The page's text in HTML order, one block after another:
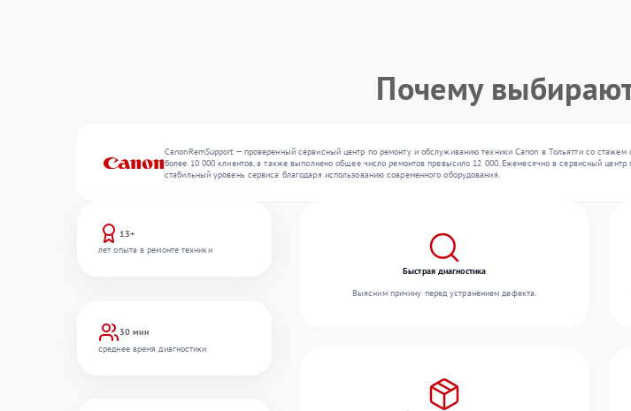
Почему
CanonRemSupport — проверенный сервисный центр по ремонту и обслуживанию техники Canon в Тольятти со
более 10 000 клиентов, а также выполнено общее число ремонтов превысило 12 000. Ежемесячно в сервисный
стабильный уровень сервиса благодаря использованию современного оборудования.
13+
лет опыта в ремонте техники
30 мин
среднее время диагностики
Быстрая диагностика
Выясним причину перед устранением дефекта.